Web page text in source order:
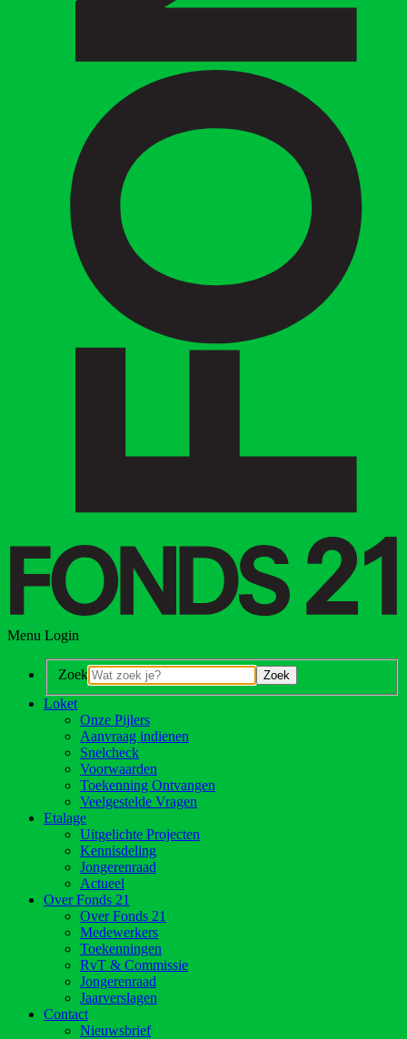
Menu Login
Zoek
Loket
Onze Pijlers
Aanvraag indienen
Snelcheck
Voorwaarden
Toekenning Ontvangen
Veelgestelde Vragen
Etalage
Uitgelichte Projecten
Kennisdeling
Jongerenraad
Actueel
Over Fonds 21
Over Fonds 21
Medewerkers
Toekenningen
RvT & Commissie
Jongerenraad
Jaarverslagen
Contact
Nieuwsbrief